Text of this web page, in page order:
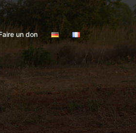
un don